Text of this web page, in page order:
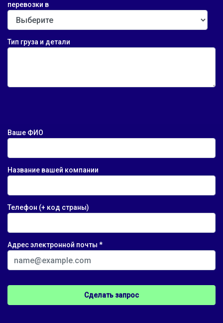
перевозки в
Тип груза и детали
Ваше ФИО
Название вашей компании
Телефон (+ код страны)
Адрес электронной почты *